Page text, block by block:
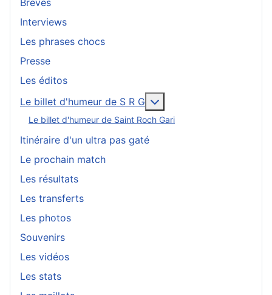
Brèves
Interviews
Les phrases chocs
Presse
Les éditos
Le billet d'humeur de S R G
Le billet d'humeur de Saint Roch Gari
Itinéraire d'un ultra pas gaté
Le prochain match
Les résultats
Les transferts
Les photos
Souvenirs
Les vidéos
Les stats